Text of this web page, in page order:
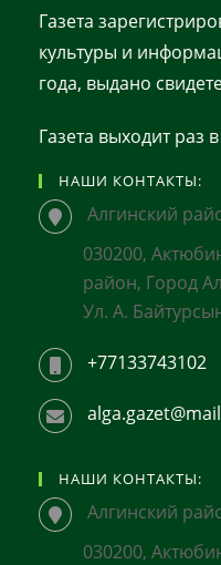
Газета
культуры и
года, выдано
Газета выходит раз
НАШИ КОНТАКТЫ:
Алгинский
030200,
район, Город
Ул. А.
+77133743102
НАШИ КОНТАКТЫ:
Алгинский
030200,